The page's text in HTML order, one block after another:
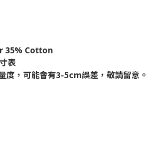
35% Cotton
表
度，可能會有3-5cm誤差，敬請留意。